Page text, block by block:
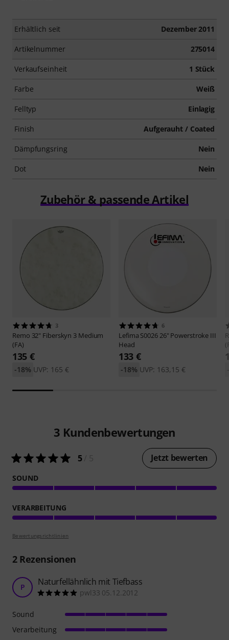
Erhältlich seit Dezember 2011
Artikelnummer 275014
Verkaufseinheit 1 Stück
Farbe Weiß
Felltyp Einlagig
Finish Aufgerauht / Coated
Dämpfungsring Nein
Dot Nein
Zubehör & passende Artikel
3
Remo 32" Fiberskyn 3 Medium
(FA)
135 €
UVP: 165 €
-18%
6
Lefima S0026 26" Powerstroke III
Head
133 €
UVP: 163,15 €
-18%
3 Kundenbewertungen
5/ 5 Jetzt bewerten
SOUND
VERARBEITUNG
Bewertungsrichtlinien
2Rezensionen
P Naturfellähnlich mit Tiefbass
pwl33 05.12.2012
Sound
Verarbeitung